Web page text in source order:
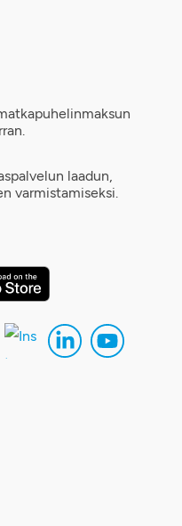
laadun,
varmistamiseksi.